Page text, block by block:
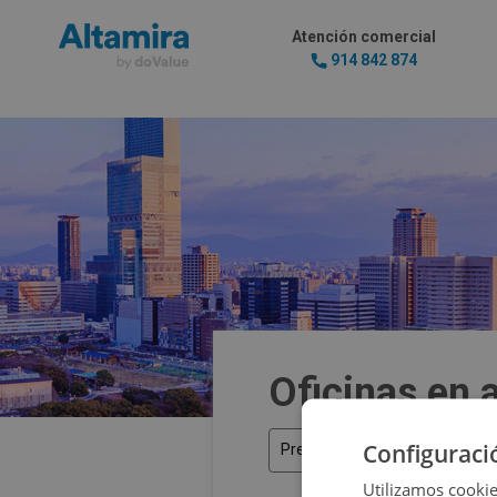
Atención comercial
914 842 874
Oficinas en
Precio
Utilizamos